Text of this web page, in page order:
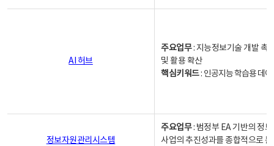
AI 허브
주요업무: 지능정보기술 개발 촉
및 활용 확산
핵심키워드: 인공지능 학습용 데
정보자원관리시스템
주요업무: 범정부 EA 기반의 정
사업의 추진성과를 종합적으로